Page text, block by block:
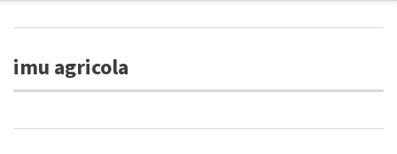
imu agricola